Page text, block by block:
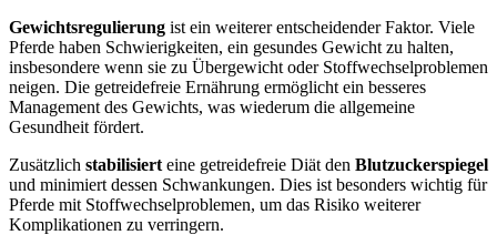
Gewichtsregulierung ist ein weiterer entscheidender Faktor. Viele
Pferde haben Schwierigkeiten, ein gesundes Gewicht zu halten,
insbesondere wenn sie zu Übergewicht oder Stoffwechselproblemen
neigen. Die getreidefreie Ernährung ermöglicht ein besseres
Management des Gewichts, was wiederum die allgemeine
Gesundheit fördert.
Zusätzlich stabilisiert eine getreidefreie Diät den Blutzuckerspiegel
und minimiert dessen Schwankungen. Dies ist besonders wichtig für
Pferde mit Stoffwechselproblemen, um das Risiko weiterer
Komplikationen zu verringern.